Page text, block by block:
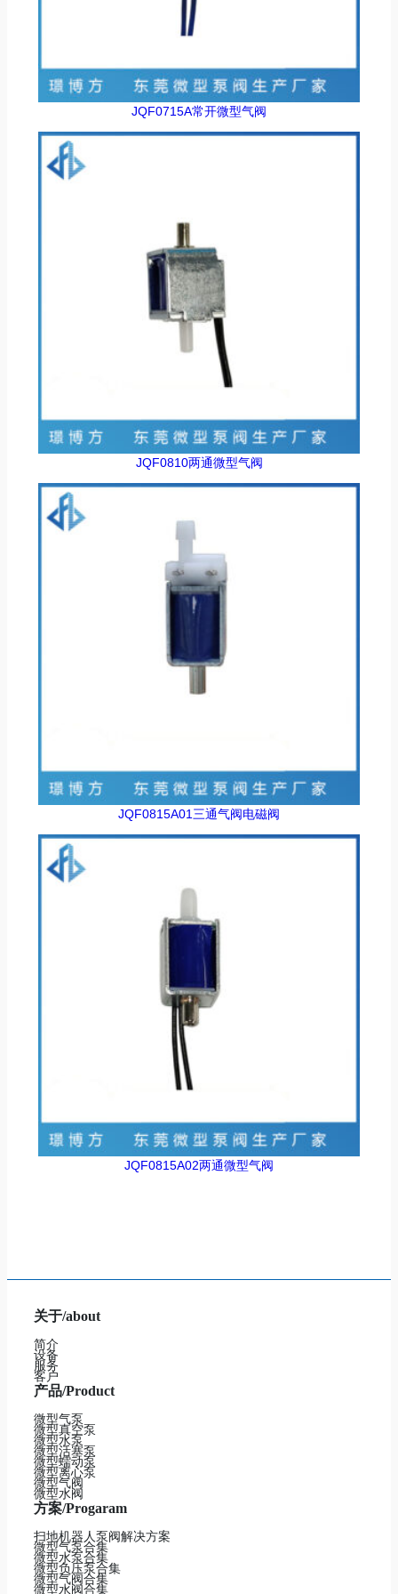
JQF0715A常开微型气阀
JQF0810两通微型气阀
JQF0815A01三通气阀电磁阀
JQF0815A02两通微型气阀
关于/about
简介
设备
服务
客户
产品/Product
微型气泵
微型真空泵
微型水泵
微型活塞泵
微型蠕动泵
微型离心泵
微型气阀
微型水阀
方案/Progaram
扫地机器人泵阀解决方案
微型气泵合集
微型水泵合集
微型负压泵合集
微型气阀合集
微型水阀合集